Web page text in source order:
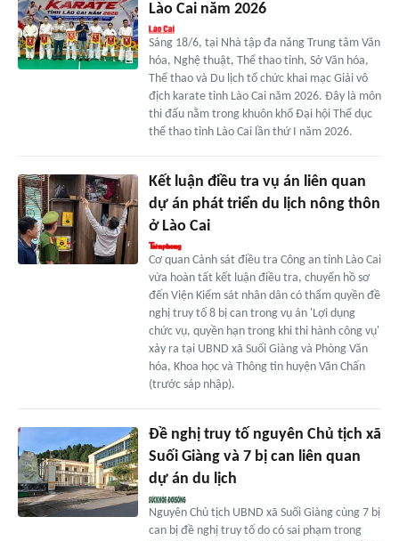
Lào Cai năm 2026
Sáng 18/6, tại Nhà tập đa năng Trung tâm Văn
hóa, Nghệ thuật, Thể thao tỉnh, Sở Văn hóa,
Thể thao và Du lịch tổ chức khai mạc Giải vô
địch karate tỉnh Lào Cai năm 2026. Đây là môn
thi đấu nằm trong khuôn khổ Đại hội Thể dục
thể thao tỉnh Lào Cai lần thứ I năm 2026.
Kết luận điều tra vụ án liên quan
dự án phát triển du lịch nông thôn
ở Lào Cai
Cơ quan Cảnh sát điều tra Công an tỉnh Lào Cai
vừa hoàn tất kết luận điều tra, chuyển hồ sơ
đến Viện Kiểm sát nhân dân có thẩm quyền đề
nghị truy tố 8 bị can trong vụ án 'Lợi dụng
chức vụ, quyền hạn trong khi thi hành công vụ'
xảy ra tại UBND xã Suối Giàng và Phòng Văn
hóa, Khoa học và Thông tin huyện Văn Chấn
(trước sáp nhập).
Đề nghị truy tố nguyên Chủ tịch xã
Suối Giàng và 7 bị can liên quan
dự án du lịch
Nguyên Chủ tịch UBND xã Suối Giàng cùng 7 bị
can bị đề nghị truy tố do có sai phạm trong